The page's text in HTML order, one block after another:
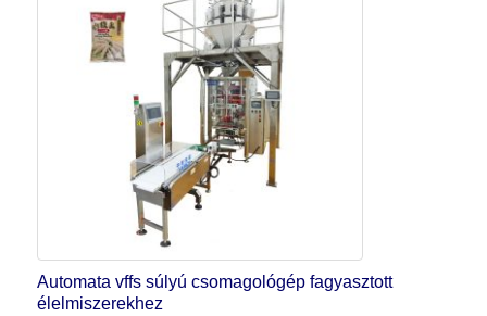
Automata vffs súlyú csomagológép fagyasztott
élelmiszerekhez